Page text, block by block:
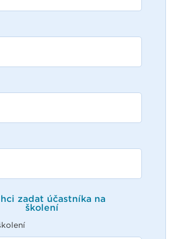
zadat účastníka na
školení